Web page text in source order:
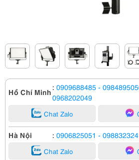
Hồ Chí Minh : 0909688485 -
0968202049
Chat Zalo
Hà Nội : 0906825051 -
Chat Zalo